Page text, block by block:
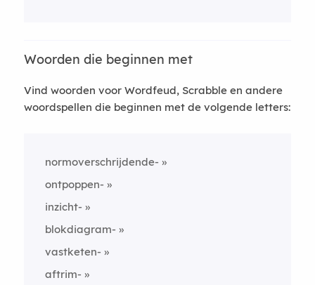
Woorden die beginnen met
Vind woorden voor Wordfeud, Scrabble en andere
woordspellen die beginnen met de volgende letters:
normoverschrijdende-
ontpoppen-
inzicht-
blokdiagram-
vastketen-
aftrim-